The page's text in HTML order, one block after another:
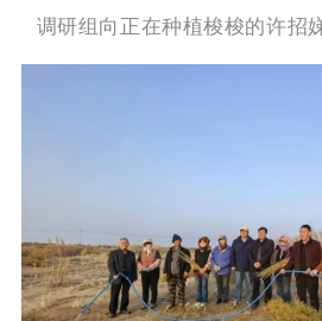
调研组向正在种植梭梭的许招